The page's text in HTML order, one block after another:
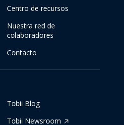
Centro de recursos
Nuestra red de
colaboradores
Contacto
Tobii Blog
Tobii Newsroom